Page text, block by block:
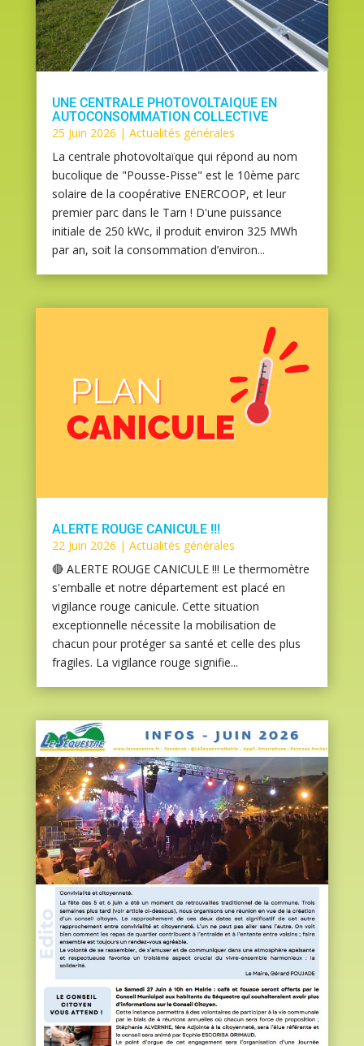
UNE CENTRALE PHOTOVOLTAIQUE EN
AUTOCONSOMMATION COLLECTIVE
25 Juin 2026 | Actualités générales
La centrale photovoltaïque qui répond au nom
bucolique de "Pousse-Pisse" est le 10ème parc
solaire de la coopérative ENERCOOP, et leur
premier parc dans le Tarn ! D'une puissance
initiale de 250 kWc, il produit environ 325 MWh
par an, soit la consommation d’environ...
ALERTE ROUGE CANICULE !!!
22 Juin 2026 | Actualités générales
🔴 ALERTE ROUGE CANICULE !!! Le thermomètre
s'emballe et notre département est placé en
vigilance rouge canicule. Cette situation
exceptionnelle nécessite la mobilisation de
chacun pour protéger sa santé et celle des plus
fragiles. La vigilance rouge signifie...